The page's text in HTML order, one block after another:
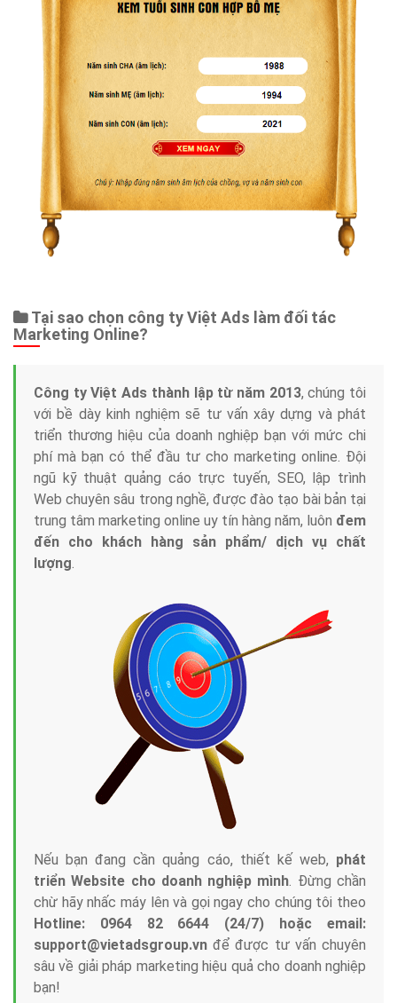
Tại sao chọn công ty Việt Ads làm đối tác
Marketing Online?
Công ty Việt Ads thành lập từ năm 2013, chúng tôi
với bề dày kinh nghiệm sẽ tư vấn xây dựng và phát
triển thương hiệu của doanh nghiệp bạn với mức chi
phí mà bạn có thể đầu tư cho marketing online. Đội
ngũ kỹ thuật quảng cáo trực tuyến, SEO, lập trình
Web chuyên sâu trong nghề, được đào tạo bài bản tại
trung tâm marketing online uy tín hàng năm, luôn đem
đến cho khách hàng sản phẩm/ dịch vụ chất
lượng.
Nếu bạn đang cần quảng cáo, thiết kế web, phát
triển Website cho doanh nghiệp mình. Đừng chần
chừ hãy nhấc máy lên và gọi ngay cho chúng tôi theo
Hotline: 0964 82 6644 (24/7) hoặc email:
support@vietadsgroup.vn để được tư vấn chuyên
sâu về giải pháp marketing hiệu quả cho doanh nghiệp
bạn!